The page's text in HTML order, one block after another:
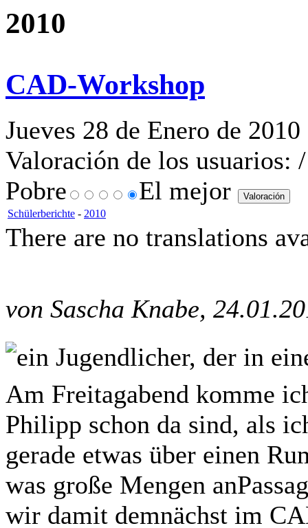
2010
CAD-Workshop
Jueves 28 de Enero de
Valoración de los usuarios:
Pobre
El mejor
Schülerberichte - 2010
There are no translations
von Sascha Knabe,
Am Freitagabend komme
Philipp schon da sind, als
gerade etwas über einen
was große Mengen
wir damit demnächst im